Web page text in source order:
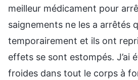
meilleur médicament pour
saignements ne les a arrêtés
temporairement et ils ont
effets se sont estompés. J’ai
froides dans tout le corps à